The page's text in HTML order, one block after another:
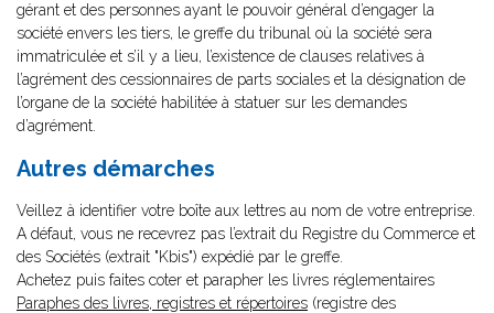
gérant et des personnes ayant le pouvoir général d’engager la
société envers les tiers, le greffe du tribunal où la société sera
immatriculée et s’il y a lieu, l’existence de clauses relatives à
l’agrément des cessionnaires de parts sociales et la désignation de
l’organe de la société habilitée à statuer sur les demandes
d’agrément.
Autres démarches
Veillez à identifier votre boîte aux lettres au nom de votre entreprise.
A défaut, vous ne recevrez pas l’extrait du Registre du Commerce et
des Sociétés (extrait "Kbis") expédié par le greffe.
Achetez puis faites coter et parapher les livres réglementaires
Paraphes des livres, registres et répertoires (registre des